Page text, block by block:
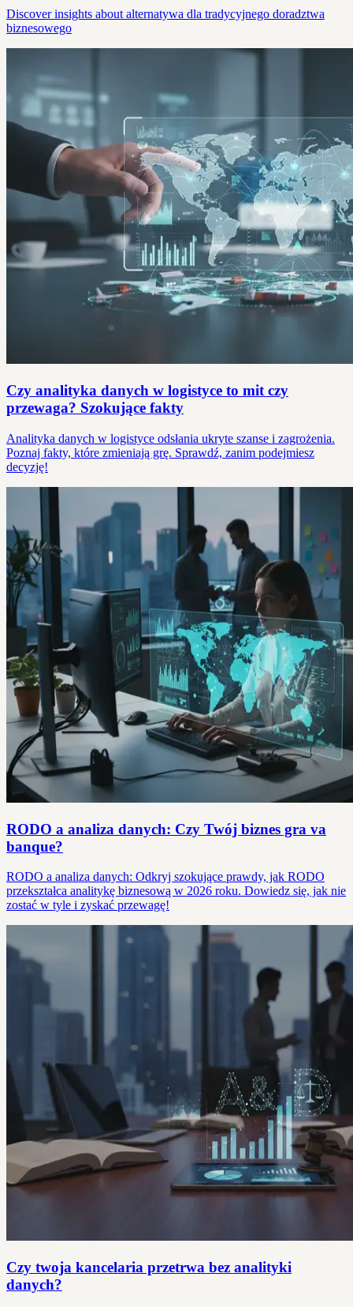
Discover insights about alternatywa dla tradycyjnego doradztwa
biznesowego
Czy analityka danych w logistyce to mit czy
przewaga? Szokujące fakty
Analityka danych w logistyce odsłania ukryte szanse i zagrożenia.
Poznaj fakty, które zmieniają grę. Sprawdź, zanim podejmiesz
decyzję!
RODO a analiza danych: Czy Twój biznes gra va
banque?
RODO a analiza danych: Odkryj szokujące prawdy, jak RODO
przekształca analitykę biznesową w 2026 roku. Dowiedz się, jak nie
zostać w tyle i zyskać przewagę!
Czy twoja kancelaria przetrwa bez analityki
danych?